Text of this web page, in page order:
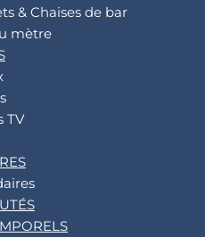
& Chaises de bar
mètre
TV